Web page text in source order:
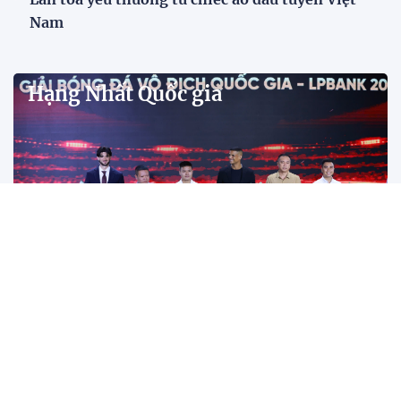
Đình Bắc cùng dàn sao CAHN "thắng lớn" tại
V.League Awards 2026
an Hà Nội được xướng tên ở hàng loạt hạng mục
quan trọng tại V.League Awards 2026 sau mùa giải
thành công rực rỡ.
Đánh bại Ninh Bình, Công an TPHCM giành ngôi